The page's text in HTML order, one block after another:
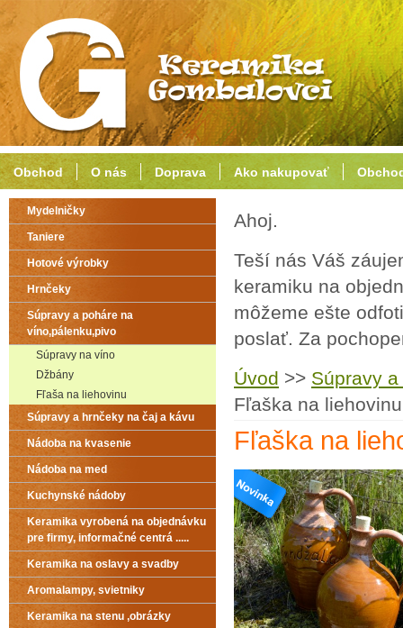
Ahoj.
Teší nás Váš
keramiku na
môžeme ešte
poslať. Za
Úvod >> Súpravy
Fľaška na liehovinu
Fľaška na
Mydelničky
Taniere
Hotové výrobky
Hrnčeky
Súpravy a poháre na
víno,pálenku,pivo
Súpravy na víno
Džbány
Fľaša na liehovinu
Súpravy a hrnčeky na čaj a kávu
Nádoba na kvasenie
Nádoba na med
Kuchynské nádoby
Keramika vyrobená na objednávku
pre firmy, informačné centrá .....
Keramika na oslavy a svadby
Aromalampy, svietniky
Keramika na stenu ,obrázky
Obchod O nás Doprava Ako nakupovať